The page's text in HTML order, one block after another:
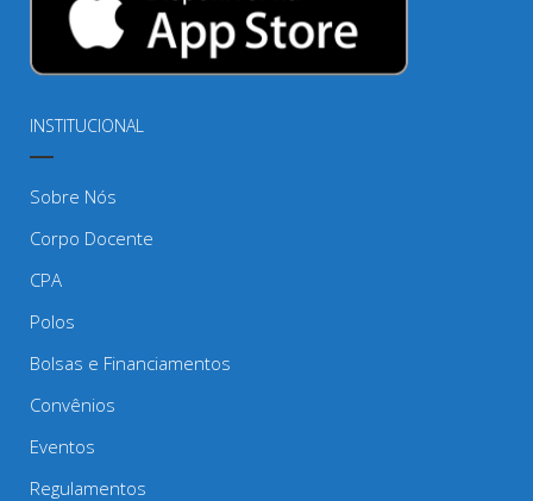
INSTITUCIONAL
Sobre Nós
Corpo Docente
CPA
Polos
Bolsas e Financiamentos
Convênios
Eventos
Regulamentos